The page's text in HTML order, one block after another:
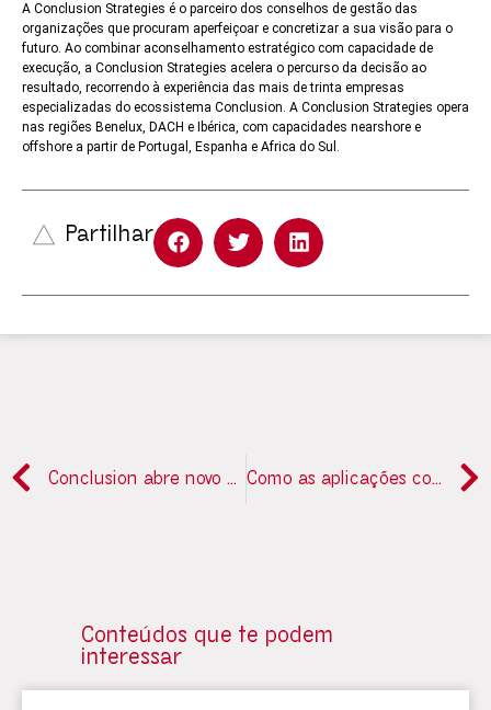
A Conclusion Strategies é o parceiro dos conselhos de gestão das
organizações que procuram aperfeiçoar e concretizar a sua visão para o
futuro. Ao combinar aconselhamento estratégico com capacidade de
execução, a Conclusion Strategies acelera o percurso da decisão ao
resultado, recorrendo à experiência das mais de trinta empresas
especializadas do ecossistema Conclusion. A Conclusion Strategies opera
nas regiões Benelux, DACH e Ibérica, com capacidades nearshore e
offshore a partir de Portugal, Espanha e Africa do Sul.
Partilhar
Conclusion abre novo escritório no Porto e prevê contratar mais 50 profissionais até 2027 Como as aplicações com IA estão a ajudar no combate ao crime financeiro
Conteúdos que te podem
interessar